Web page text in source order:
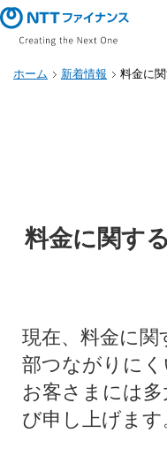
ホーム 新着情報 料金に
料金に関す
現在、料金に
部つながりにく
お客さまには
び申し上げます